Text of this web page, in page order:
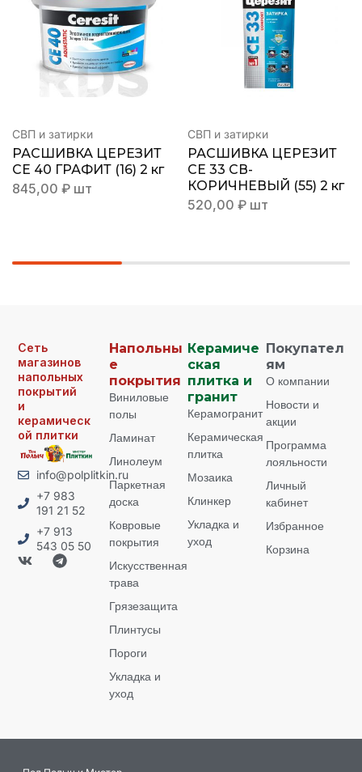
СВП и затирки
РАСШИВКА ЦЕРЕЗИТ
СЕ 40 ГРАФИТ (16) 2 кг
845,00 ₽ шт
СВП и затирки
РАСШИВКА ЦЕРЕЗИТ
СЕ 33 СВ-
КОРИЧНЕВЫЙ (55) 2 кг
520,00 ₽ шт
Сеть
магазинов
напольных
покрытий
и
керамическ
ой плитки
info@polplitkin.ru
+7 983
191 21 52
+7 913
543 05 50
Напольны
е
покрытия
Виниловые
полы
Ламинат
Линолеум
Паркетная
доска
Ковровые
покрытия
Искусственная
трава
Грязезащита
Плинтусы
Пороги
Укладка и
уход
Керамиче
ская
плитка и
гранит
Керамогранит
Керамическая
плитка
Мозаика
Клинкер
Укладка и
уход
Покупател
ям
О компании
Новости и
акции
Программа
лояльности
Личный
кабинет
Избранное
Корзина